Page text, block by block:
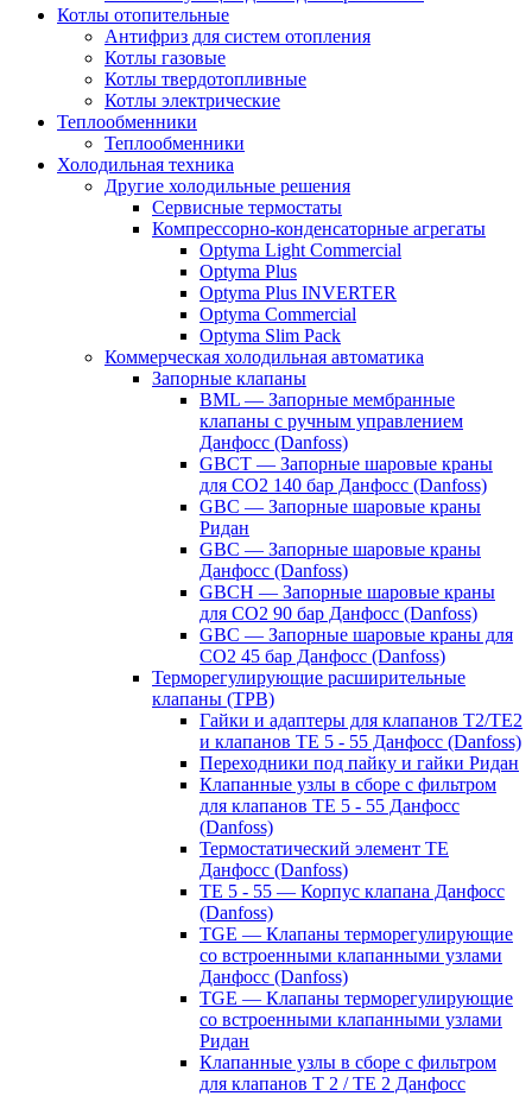
Котлы отопительные
Антифриз для систем отопления
Котлы газовые
Котлы твердотопливные
Котлы электрические
Теплообменники
Теплообменники
Холодильная техника
Другие холодильные решения
Сервисные термостаты
Компрессорно-конденсаторные агрегаты
Optyma Light Commercial
Optyma Plus
Optyma Plus INVERTER
Optyma Commercial
Optyma Slim Pack
Коммерческая холодильная автоматика
Запорные клапаны
BML — Запорные мембранные
клапаны с ручным управлением
Данфосс (Danfoss)
GBCT — Запорные шаровые краны
для CO2 140 бар Данфосс (Danfoss)
GBC — Запорные шаровые краны
Ридан
GBC — Запорные шаровые краны
Данфосс (Danfoss)
GBCH — Запорные шаровые краны
для CO2 90 бар Данфосс (Danfoss)
GBC — Запорные шаровые краны для
CO2 45 бар Данфосс (Danfoss)
Терморегулирующие расширительные
клапаны (ТРВ)
Гайки и адаптеры для клапанов T2/TE2
и клапанов TE 5 - 55 Данфосс (Danfoss)
Переходники под пайку и гайки Ридан
Клапанные узлы в сборе с фильтром
для клапанов TE 5 - 55 Данфосс
(Danfoss)
Термостатический элемент TE
Данфосс (Danfoss)
TE 5 - 55 — Корпус клапана Данфосс
(Danfoss)
TGE — Клапаны терморегулирующие
со встроенными клапанными узлами
Данфосс (Danfoss)
TGE — Клапаны терморегулирующие
со встроенными клапанными узлами
Ридан
Клапанные узлы в сборе с фильтром
для клапанов T 2 / TE 2 Данфосс